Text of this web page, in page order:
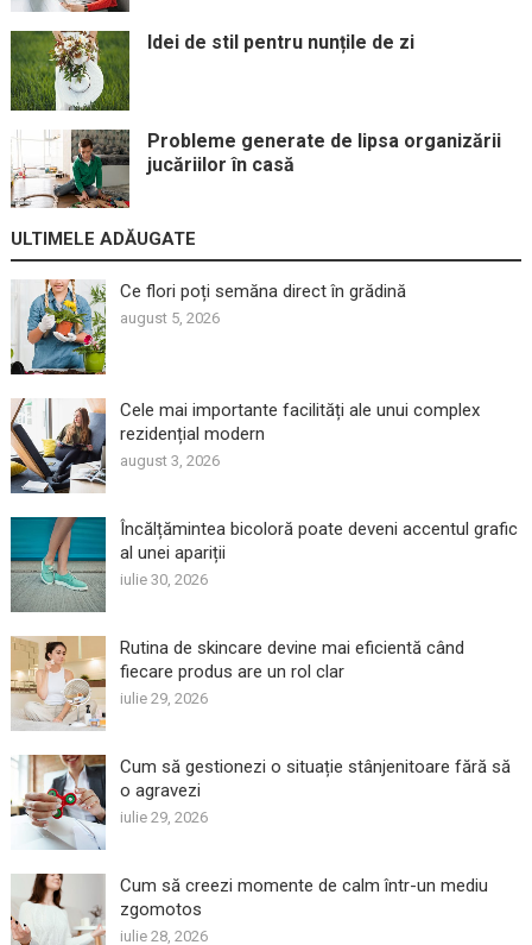
Idei de stil pentru nunțile de zi
Probleme generate de lipsa organizării
jucăriilor în casă
ULTIMELE ADĂUGATE
Ce flori poți semăna direct în grădină
august 5, 2026
Cele mai importante facilități ale unui complex
rezidențial modern
august 3, 2026
Încălțămintea bicoloră poate deveni accentul grafic
al unei apariții
iulie 30, 2026
Rutina de skincare devine mai eficientă când
fiecare produs are un rol clar
iulie 29, 2026
Cum să gestionezi o situație stânjenitoare fără să
o agravezi
iulie 29, 2026
Cum să creezi momente de calm într-un mediu
zgomotos
iulie 28, 2026